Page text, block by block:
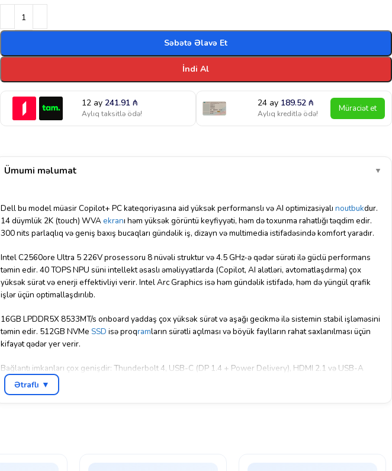
Səbətə Əlavə Et
İndi Al
12 ay241.91₼
Aylıq taksitlə ödə!
24 ay 189.52₼
Aylıq kreditlə ödə! Müraciət et
Ümumi məlumat ▼
Dell bu model müasir Copilot+ PC kateqoriyasına aid yüksək performanslı və AI optimizasiyalı noutbukdur.
14 düymlük 2K (touch) WVAekranı həm yüksək görüntü keyfiyyəti, həm də toxunma rahatlığı təqdim edir.
300 nits parlaqlıq və geniş baxış bucaqları gündəlik iş, dizayn və multimedia istifadəsində komfort yaradır.
Intel C2560ore Ultra 5 226V prosessoru 8 nüvəli struktur və 4.5 GHz-ə qədər sürəti ilə güclü performans
təmin edir. 40 TOPS NPU süni intellekt əsaslı əməliyyatlarda (Copilot, AI alətləri, avtomatlaşdırma) çox
yüksək sürət və enerji effektivliyi verir. Intel Arc Graphics isə həm gündəlik istifadə, həm də yüngül qrafik
işlər üçün optimallaşdırılıb.
16GB LPDDR5X 8533MT/s onboard yaddaş çox yüksək sürət və aşağı gecikmə ilə sistemin stabil işləməsini
təmin edir. 512GB NVMe SSD isə proqramların sürətli açılması və böyük faylların rahat saxlanılması üçün
kifayət qədər yer verir.
Bağlantı imkanları çox genişdir: Thunderbolt 4, USB-C (DP 1.4 + Power Delivery), HDMI 2.1 və USB-A
portları müxtəlif cihazlarla rahat inteqrasiyanı təmin edir. Wi-Fi 7 texnologiyası isə ultra sürətli və stabil
internet bağlantısı yaradır.
Ətraflı ▼